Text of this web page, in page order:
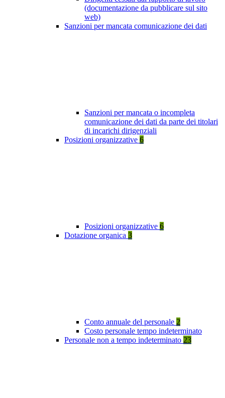
(documentazione da pubblicare sul sito
web)
Sanzioni per mancata comunicazione dei dati
Sanzioni per mancata o incompleta
comunicazione dei dati da parte dei titolari
di incarichi dirigenziali
Posizioni organizzative 6
Posizioni organizzative 6
Dotazione organica 3
Conto annuale del personale 2
Costo personale tempo indeterminato
Personale non a tempo indeterminato 23